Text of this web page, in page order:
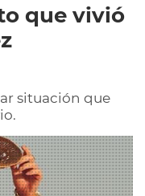
que vivió
situación que